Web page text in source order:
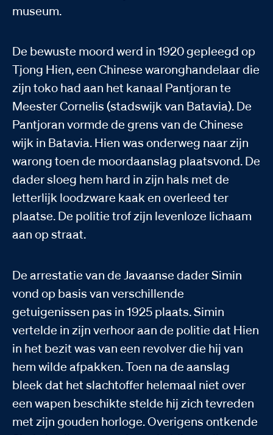
museum.
De bewuste moord werd in 1920 gepleegd op
Tjong Hien, een Chinese waronghandelaar die
zijn toko had aan het kanaal Pantjoran te
Meester Cornelis (stadswijk van Batavia). De
Pantjoran vormde de grens van de Chinese
wijk in Batavia. Hien was onderweg naar zijn
warong toen de moordaanslag plaatsvond. De
dader sloeg hem hard in zijn hals met de
letterlijk loodzware kaak en overleed ter
plaatse. De politie trof zijn levenloze lichaam
aan op straat.
De arrestatie van de Javaanse dader Simin
vond op basis van verschillende
getuigenissen pas in 1925 plaats. Simin
vertelde in zijn verhoor aan de politie dat Hien
in het bezit was van een revolver die hij van
hem wilde afpakken. Toen na de aanslag
bleek dat het slachtoffer helemaal niet over
een wapen beschikte stelde hij zich tevreden
met zijn gouden horloge. Overigens ontkende